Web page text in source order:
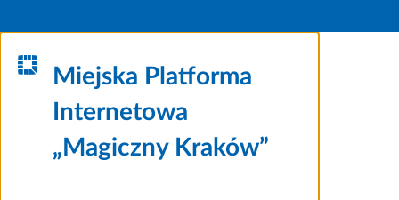
Miejska Platforma
Internetowa
„Magiczny Kraków”